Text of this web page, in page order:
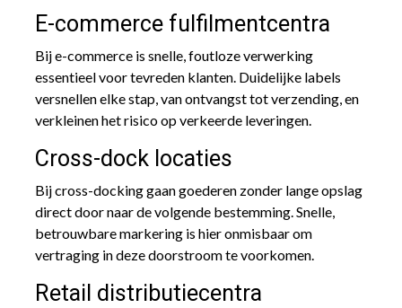
E-commerce fulfilmentcentra
Bij e-commerce is snelle, foutloze verwerking
essentieel voor tevreden klanten. Duidelijke labels
versnellen elke stap, van ontvangst tot verzending, en
verkleinen het risico op verkeerde leveringen.
Cross-dock locaties
Bij cross-docking gaan goederen zonder lange opslag
direct door naar de volgende bestemming. Snelle,
betrouwbare markering is hier onmisbaar om
vertraging in deze doorstroom te voorkomen.
Retail distributiecentra